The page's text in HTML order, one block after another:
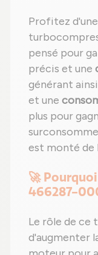
Profitez d'une
pensé pour
précis et une
générant
et une
plus pour
est monté de
🚀
466287-
Le rôle de ce
d'augmenter